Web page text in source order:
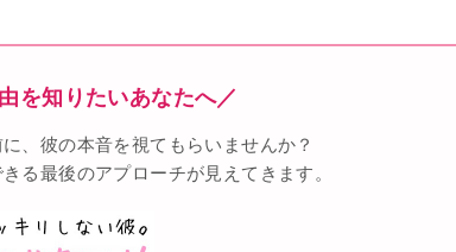
を知りたいあなたへ／
、彼の本音を視てもらいませんか？
る最後のアプローチが見えてきます。